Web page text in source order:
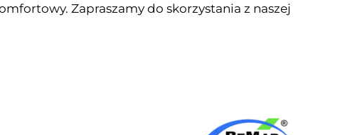
Zapraszamy do skorzystania z naszej